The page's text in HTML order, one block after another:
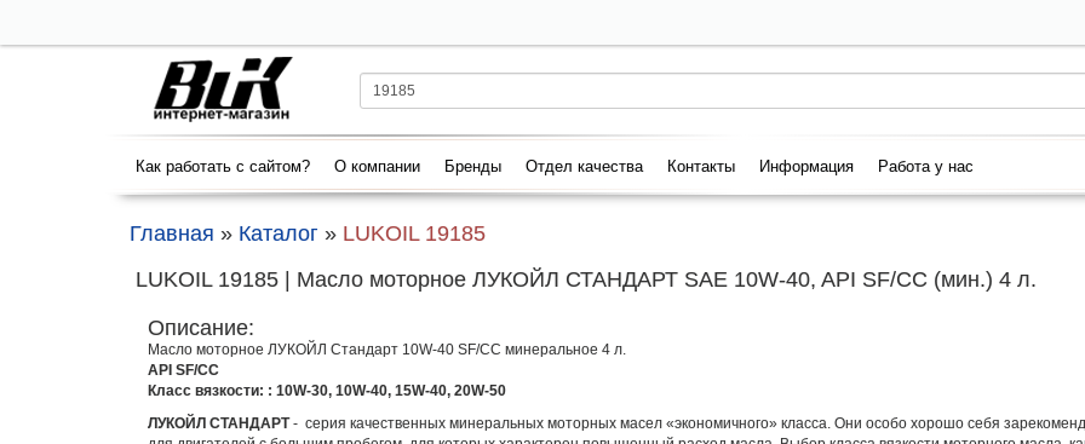
Как работать с сайтом? О компании Бренды Отдел качества Контакты Информация Работа у нас
Главная » Каталог » LUKOIL 19185
LUKOIL 19185 | Масло моторное ЛУКОЙЛ СТАНДАРТ SAE 10W-40, API SF/CC (мин.) 4 л.
Описание:
Масло моторное ЛУКОЙЛ Стандарт 10W-40 SF/CC минеральное 4 л.
API SF/CC
Класс вязкости: : 10W-30, 10W-40, 15W-40, 20W-50
ЛУКОЙЛ СТАНДАРТ- серия качественных минеральных моторных масел «экономичного» класса. Они особо хорошо себя